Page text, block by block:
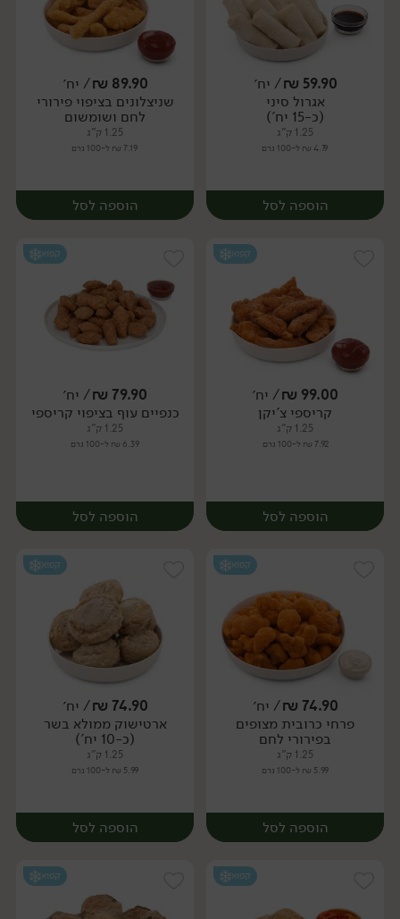
יח׳ יח׳
59.90
₪/ יח׳
אגרול סיני
(כ-15 יח')
1.25 ק"ג
4.79 ₪ ל-100 גרם
הוספה לסל
יח׳
89.90
₪/ יח׳
שניצלונים בציפוי פירורי
לחם ושומשום
1.25 ק"ג
7.19 ₪ ל-100 גרם
הוספה לסל
יח׳
קפוא
99.00
₪/ יח׳
קריספי צ'יקן
1.25 ק"ג
7.92 ₪ ל-100 גרם
הוספה לסל
יח׳
קפוא
79.90
₪/ יח׳
כנפיים עוף בציפוי קריספי
1.25 ק"ג
6.39 ₪ ל-100 גרם
הוספה לסל
יח׳
קפוא
74.90
₪/ יח׳
פרחי כרובית מצופים
בפירורי לחם
1.25 ק"ג
5.99 ₪ ל-100 גרם
הוספה לסל
קפוא
74.90
₪/ יח׳
ארטישוק ממולא בשר
(כ-10 יח')
1.25 ק"ג
5.99 ₪ ל-100 גרם
הוספה לסל
קפוא קפוא